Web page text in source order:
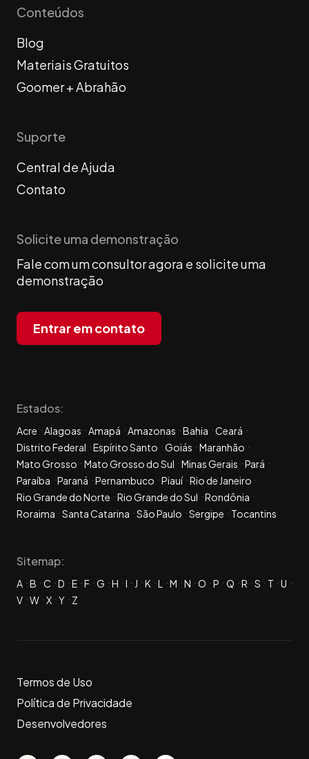
Conteúdos
Blog
Materiais Gratuitos
Goomer + Abrahão
Suporte
Central de Ajuda
Contato
Solicite uma demonstração
Fale com um consultor agora e solicite uma
demonstração
Entrar em contato
Estados:
Acre Alagoas Amapá Amazonas Bahia
Ceará
Distrito Federal
Espírito Santo Goiás
Maranhão
Mato Grosso
Mato Grosso do Sul Minas Gerais
Pará
Paraíba
Paraná Pernambuco Piauí Rio de Janeiro
Rio Grande do Norte
Rio Grande do Sul
Rondônia
Roraima
Santa Catarina São Paulo Sergipe Tocantins
Sitemap:
A B C D E F G H I J K L M N O P Q R S T
U
V W X Y Z
Termos de Uso
Política de Privacidade
Desenvolvedores